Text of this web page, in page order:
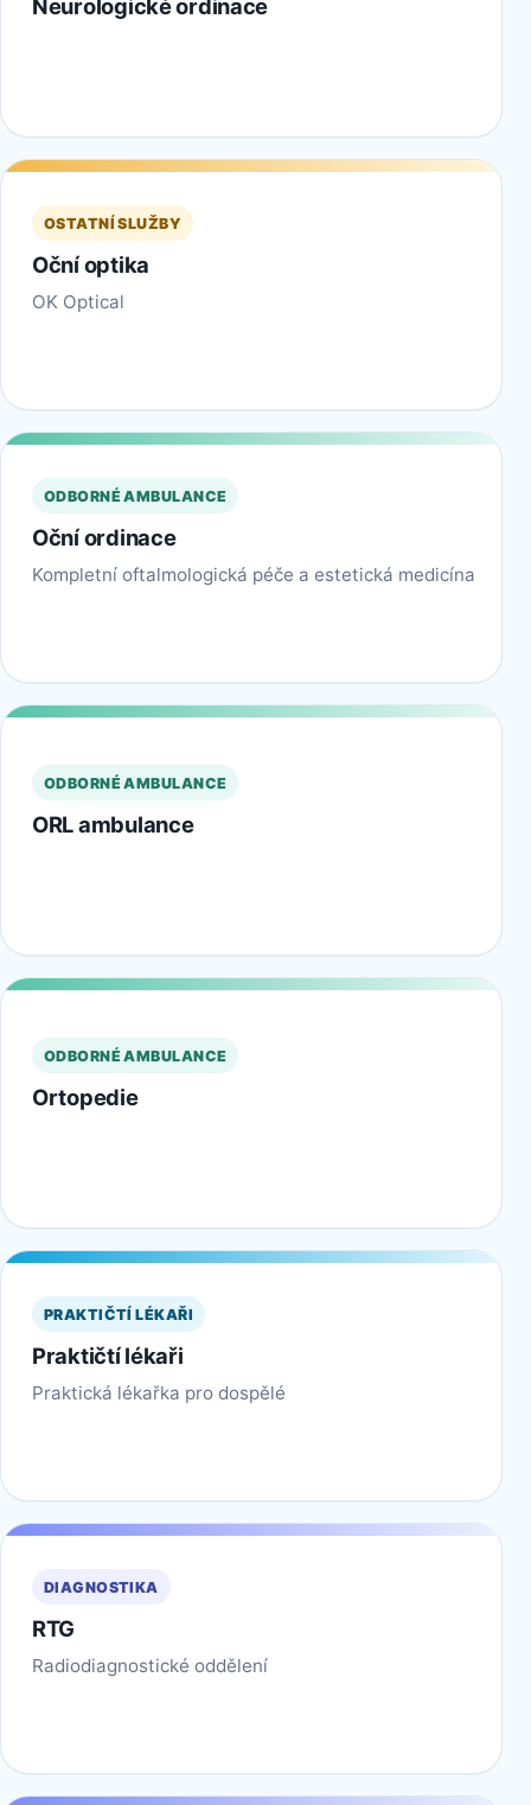
Neurologické ordinace
OSTATNÍ SLUŽBY
Oční optika
OK Optical
ODBORNÉ AMBULANCE
Oční ordinace
Kompletní oftalmologická péče a estetická medicína
ODBORNÉ AMBULANCE
ORL ambulance
ODBORNÉ AMBULANCE
Ortopedie
PRAKTIČTÍ LÉKAŘI
Praktičtí lékaři
Praktická lékařka pro dospělé
DIAGNOSTIKA
RTG
Radiodiagnostické oddělení